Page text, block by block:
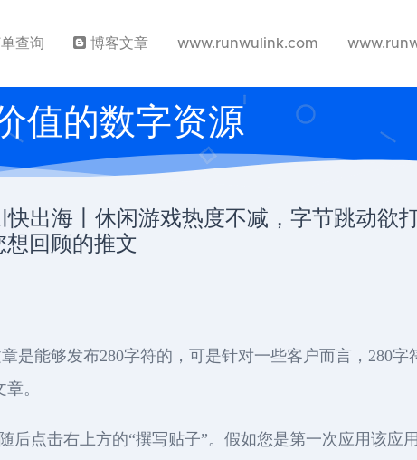
查询 博客文章 www.runwulink.com
值的数字资源
出海丨休闲游戏热度不减，字节跳动欲
回顾的推文
是能够发布280字符的，可是针对一些客户而言，280字
。
后点击右上方的“撰写贴子”。假如您是第一次应用该应